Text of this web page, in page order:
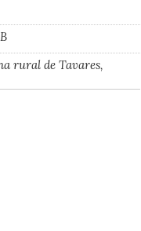
rural de Tavares,